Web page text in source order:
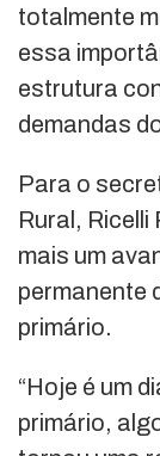
totalmente
essa
estrutura
demandas
Para o
Rural,
mais um
permanente
primário.
“Hoje é um
primário,